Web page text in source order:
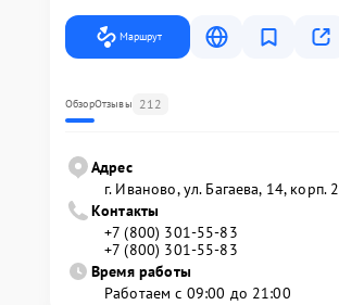
Маршрут
ОбзорОтзывы 212
Адрес
г. Иваново, ул. Багаева, 14, корп. 2
Контакты
+7 (800) 301-55-83
+7 (800) 301-55-83
Время работы
Работаем с 09:00 до 21:00